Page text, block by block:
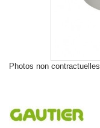
Photos non contractuelles